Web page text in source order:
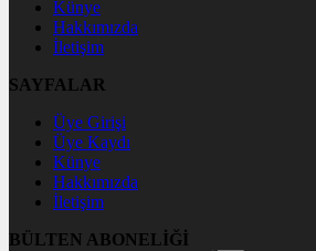
Künye
Hakkımızda
İletişim
SAYFALAR
Üye Girişi
Üye Kaydı
Künye
Hakkımızda
İletişim
BÜLTEN ABONELİĞİ